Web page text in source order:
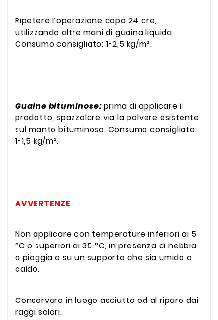
Ripetere l’operazione dopo 24 ore,
utilizzando altre mani di guaina liquida.
Consumo consigliato: 1-2,5 kg/m².
Guaine bituminose:prima di applicare il
prodotto, spazzolare via la polvere esistente
sul manto bituminoso. Consumo consigliato:
1-1,5 kg/m².
AVVERTENZE
Non applicare con temperature inferiori ai 5
°C o superiori ai 35 °C, in presenza di nebbia
o pioggia o su un supporto che sia umido o
caldo.
Conservare in luogo asciutto ed al riparo dai
raggi solari.